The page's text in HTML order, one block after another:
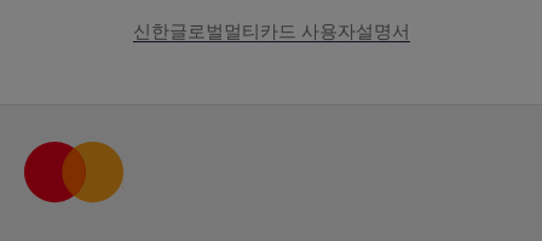
신한글로벌멀티카드 사용자설명서